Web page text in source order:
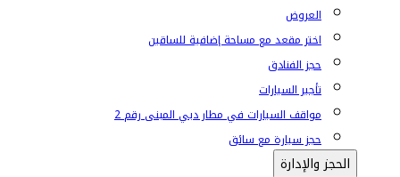
العروض
اختر مقعد مع مساحة إضافية للساقين
حجز الفنادق
تأجير السيارات
مواقف السيارات في مطار دبي المبنى رقم 2
حجز سيارة مع سائق
الحجز والإدارة